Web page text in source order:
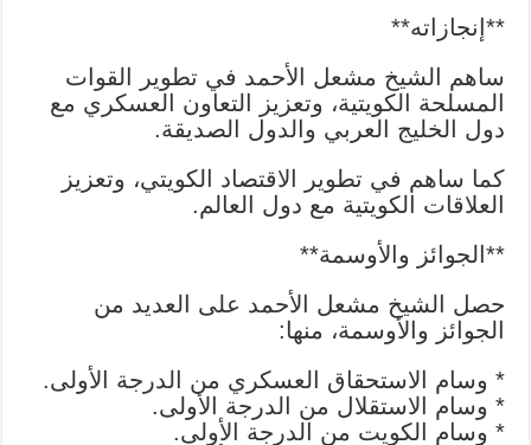
**إنجازاته**
ساهم الشيخ مشعل الأحمد في تطوير القوات
المسلحة الكويتية، وتعزيز التعاون العسكري مع
دول الخليج العربي والدول الصديقة.
كما ساهم في تطوير الاقتصاد الكويتي، وتعزيز
العلاقات الكويتية مع دول العالم.
**الجوائز والأوسمة**
حصل الشيخ مشعل الأحمد على العديد من
الجوائز والأوسمة، منها:
* وسام الاستحقاق العسكري من الدرجة الأولى.
* وسام الاستقلال من الدرجة الأولى.
* وسام الكويت من الدرجة الأولى.